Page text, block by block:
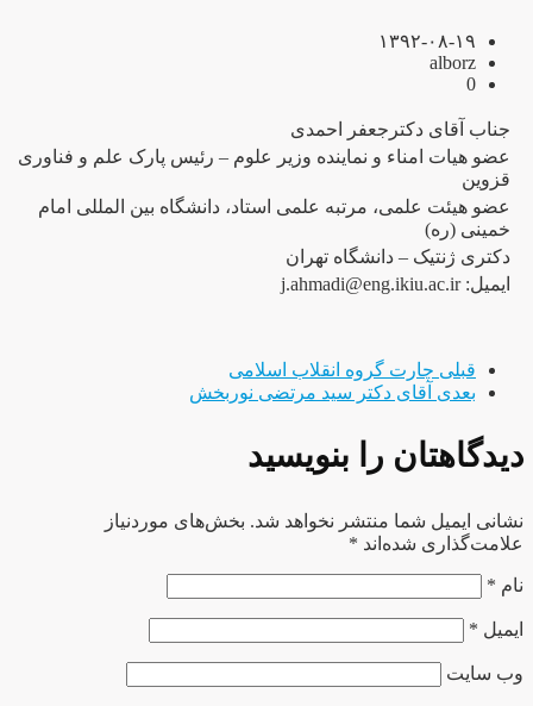
۱۳۹۲-۰۸-۱۹
alborz
0
جناب آقای دکترجعفر احمدی
عضو هیات امناء و نماینده وزیر علوم – رئیس پارک علم و فناوری
قزوین
عضو هیئت علمی، مرتبه علمی استاد، دانشگاه بین المللی امام
خمینی (ره)
دکتری ژنتیک – دانشگاه تهران
ایمیل: j.ahmadi@eng.ikiu.ac.ir
قبلی چارت گروه انقلاب اسلامی
بعدی آقای دکتر سید مرتضی نوربخش
دیدگاهتان را بنویسید
نشانی ایمیل شما منتشر نخواهد شد. بخش‌های موردنیاز
علامت‌گذاری شده‌اند *
نام *
ایمیل *
وب‌ سایت